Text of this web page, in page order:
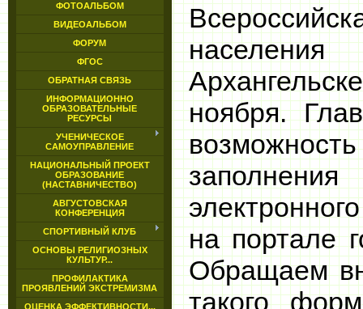
ФОТОАЛЬБОМ
ВИДЕОАЛЬБОМ
ФОРУМ
ФГОС
ОБРАТНАЯ СВЯЗЬ
ИНФОРМАЦИОННО
ОБРАЗОВАТЕЛЬНЫЕ
РЕСУРСЫ
УЧЕНИЧЕСКОЕ
САМОУПРАВЛЕНИЕ
НАЦИОНАЛЬНЫЙ ПРОЕКТ
ОБРАЗОВАНИЕ
(НАСТАВНИЧЕСТВО)
АВГУСТОВСКАЯ
КОНФЕРЕНЦИЯ
СПОРТИВНЫЙ КЛУБ
ОСНОВЫ РЕЛИГИОЗНЫХ
КУЛЬТУР...
ПРОФИЛАКТИКА
ПРОЯВЛЕНИЙ ЭКСТРЕМИЗМА
ОЦЕНКА ЭФФЕКТИВНОСТИ...
ноября.
на портале
Обращаем
такого